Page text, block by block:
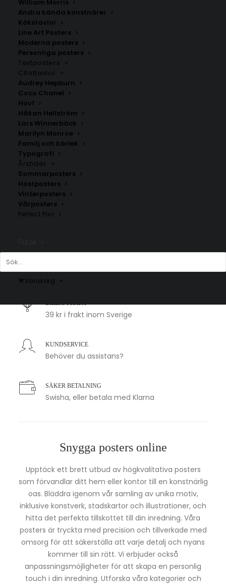
William Morris
Andra kända konstnärer
Kökstavlor
Line Art Posters
Moderna posters
Personliga posters
Textposters
Citattavlor
Audrey Hepburn
Coco Chanel
Hov1
Håkan Hellström
Lars Winnerbäck
Marilyn Monroe
Familj och kärlek
Typografi
Årstider
Sommarposters
Höstposters
Vinterposters
Vårposters
Perfect Pair
Varukorg
Heidelberg
Fr. 200.00kr
Tyskland
Fr.200.00
1-2 arbetsdagar
BILLIG FRAKT
39 kr i frakt inom Sverige
KUNDSERVICE
Behöver du assistans?
SÄKER BETALNING
Swisha, eller betala med Klarna
Snygga posters online
Upptäck ett brett utbud av högkvalitativa posters
som förvandlar ditt hem eller kontor till en konstnärlig
oas. Bläddra igenom vår samling av unika motiv,
inklusive konstverk, stadskartor och illustrationer, och
hitta det perfekta tillskottet till din inredning. Våra
posters är tryckta med precision och tillverkade med
omsorg för att säkerställa att varje detalj och nyans
kommer till sin rätt. Vi erbjuder också
anpassningsmöjligheter för att skapa en personlig
touch i din inredning. Utforska våra kategorier och